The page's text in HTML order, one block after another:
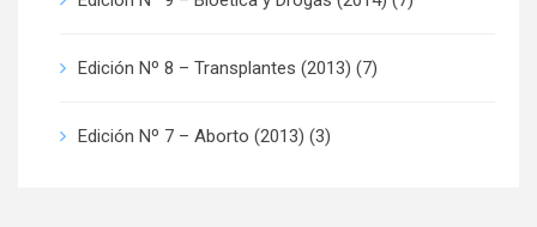
Edición Nº 8 – Transplantes (2013) (7)
Edición Nº 7 – Aborto (2013) (3)